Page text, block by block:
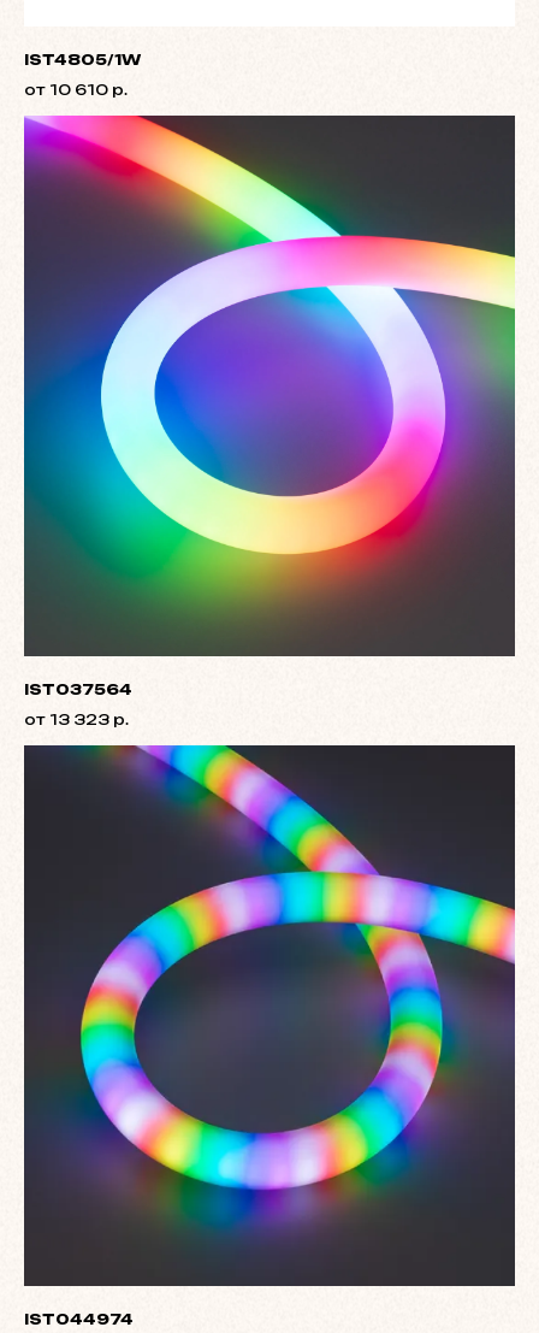
IST4805/1W
от 10 610 р.
IST037564
от 13 323 р.
IST044974